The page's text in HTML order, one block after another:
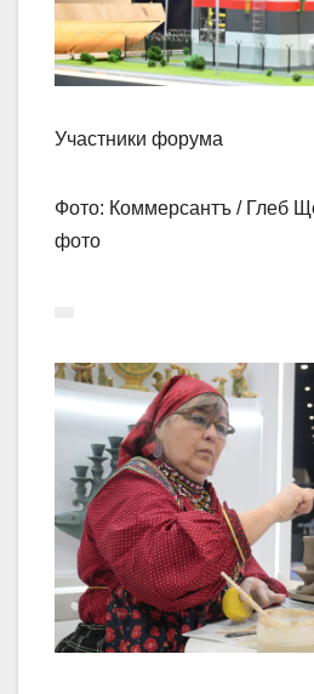
Участники форума
Фото: Коммерсантъ / Глеб
фото